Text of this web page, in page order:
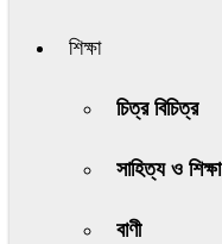
শিক্ষা
চিত্র বিচিত্র
সাহিত্য ও শিক্ষা
বাণী